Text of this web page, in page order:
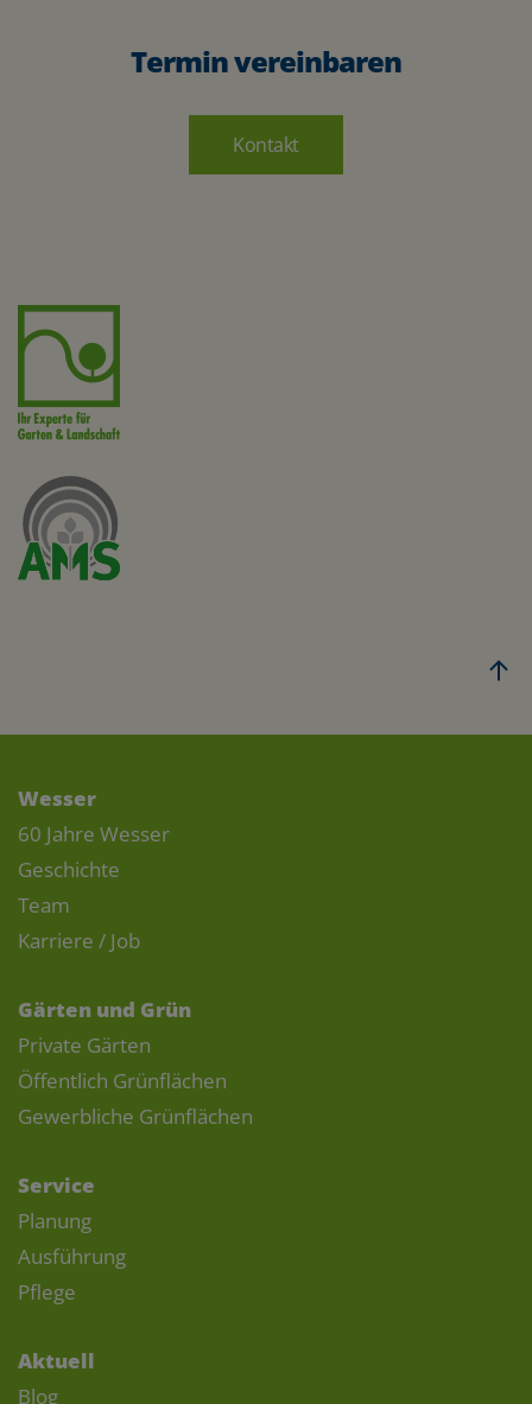
Termin vereinbaren
Kontakt
Wesser
60 Jahre Wesser
Geschichte
Team
Karriere / Job
Gärten und Grün
Private Gärten
Öffentlich Grünflächen
Gewerbliche Grünflächen
Service
Planung
Ausführung
Pflege
Aktuell
Blog